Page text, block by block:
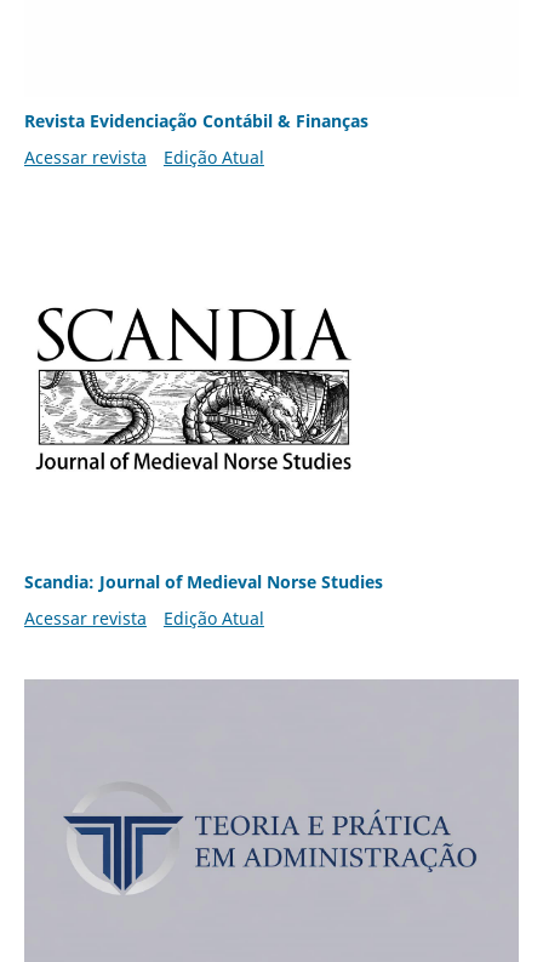
Revista Evidenciação Contábil & Finanças
Acessar revista
Edição Atual
Scandia: Journal of Medieval Norse Studies
Acessar revista
Edição Atual